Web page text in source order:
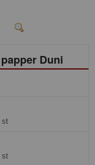
Duni
st
st